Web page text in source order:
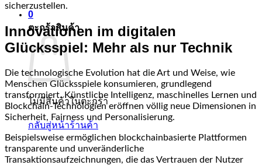
0
ตะกร้าสินค้า
ไม่มีสินค้าในตะกร้า
กลับสู่หน้าร้านค้า
sicherzustellen.
Innovationen im digitalen
Glücksspiel: Mehr als nur Technik
Die technologische Evolution hat die Art und Weise, wie
Menschen Glücksspiele konsumieren, grundlegend
transformiert. Künstliche Intelligenz, maschinelles Lernen und
Blockchain-Technologien eröffnen völlig neue Dimensionen in
Sicherheit, Fairness und Personalisierung.
Beispielsweise ermöglichen blockchainbasierte Plattformen
transparente und unveränderliche
Transaktionsaufzeichnungen, die das Vertrauen der Nutzer